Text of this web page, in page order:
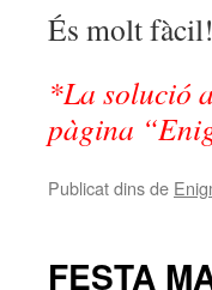
És molt
*La solució
pàgina
Publicat dins de
FESTA